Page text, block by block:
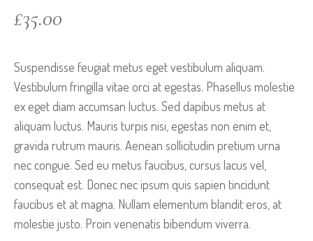
£35.00
Suspendisse feugiat metus eget vestibulum aliquam.
Vestibulum fringilla vitae orci at egestas. Phasellus molestie
ex eget diam accumsan luctus. Sed dapibus metus at
aliquam luctus. Mauris turpis nisi, egestas non enim et,
gravida rutrum mauris. Aenean sollicitudin pretium urna
nec congue. Sed eu metus faucibus, cursus lacus vel,
consequat est. Donec nec ipsum quis sapien tincidunt
faucibus et at magna. Nullam elementum blandit eros, at
molestie justo. Proin venenatis bibendum viverra.